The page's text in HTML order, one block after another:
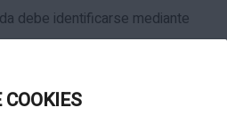
CIDADÁN
debe identificarse mediante